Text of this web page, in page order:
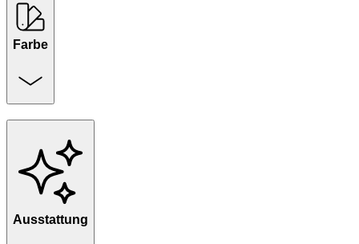
Farbe
Ausstattung